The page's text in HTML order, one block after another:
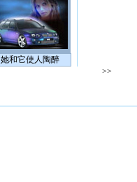
她和它使人陶醉
>>